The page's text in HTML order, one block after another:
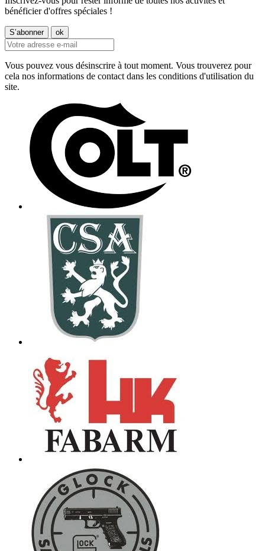
bénéficier d'offres spéciales !
Vous pouvez vous désinscrire à tout moment. Vous trouverez pour
cela nos informations de contact dans les conditions d'utilisation du
site.